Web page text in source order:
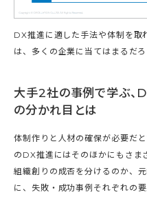
DX推進に適した手法や体制を取
は、多くの企業に当てはまるだろ
大手2社の事例で学ぶ、
の分かれ目とは
体制作りと人材の確保が必要だ
のDX推進にはそのほかにもさま
組織創りの成否を分けるのか、
に、失敗・成功事例それぞれの要